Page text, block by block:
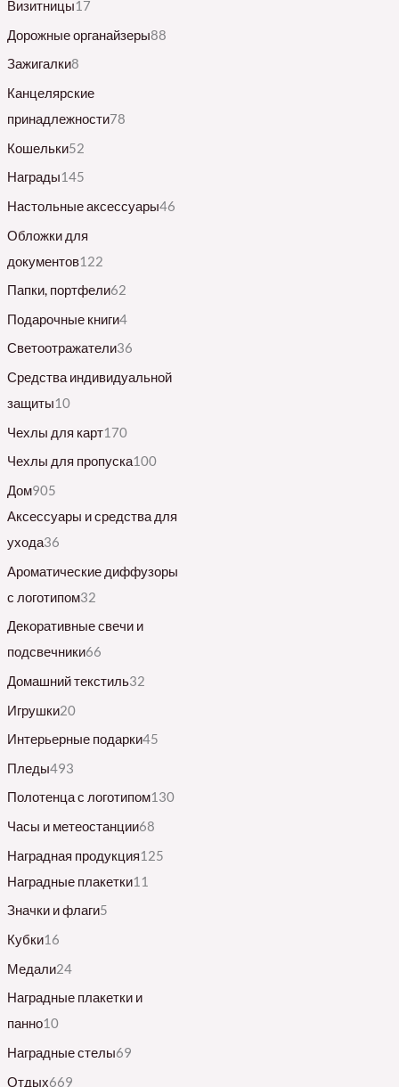
Визитницы17
Дорожные органайзеры88
Зажигалки8
Канцелярские
принадлежности78
Кошельки52
Награды145
Настольные аксессуары46
Обложки для
документов122
Папки, портфели62
Подарочные книги4
Светоотражатели36
Средства индивидуальной
защиты10
Чехлы для карт170
Чехлы для пропуска100
Дом905
Аксессуары и средства для
ухода36
Ароматические диффузоры
с логотипом32
Декоративные свечи и
подсвечники66
Домашний текстиль32
Игрушки20
Интерьерные подарки45
Пледы493
Полотенца с логотипом130
Часы и метеостанции68
Наградная продукция125
Наградные плакетки11
Значки и флаги5
Кубки16
Медали24
Наградные плакетки и
панно10
Наградные стелы69
Отдых669